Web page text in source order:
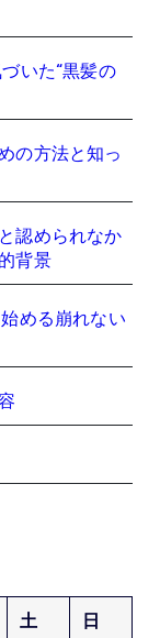
いた“黒髪の
の方法と知っ
認められなか
背景
める崩れない
土 日